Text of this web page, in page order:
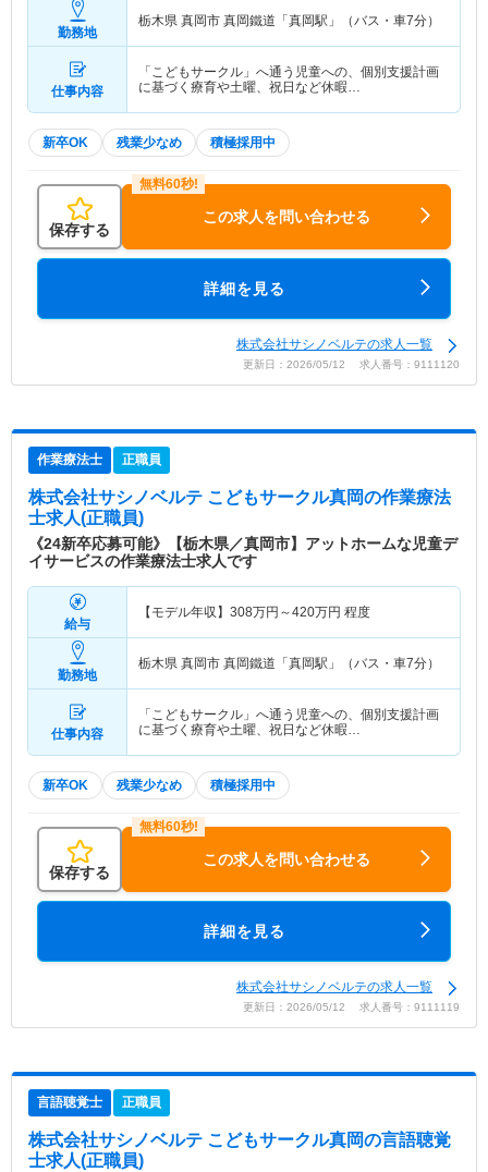
勤務地
栃木県 真岡市 真岡鐵道「真岡駅」（バス・車7分）
仕事内容
「こどもサークル」へ通う児童への、個別支援計画
に基づく療育や土曜、祝日など休暇…
新卒OK 残業少なめ 積極採用中
保存する
この求人を問い合わせる
詳細を見る
株式会社サシノベルテの求人一覧
更新日：2026/05/12 求人番号：9111120
作業療法士 正職員
株式会社サシノベルテ こどもサークル真岡の作業療法
士求人(正職員)
《24新卒応募可能》【栃木県／真岡市】アットホームな児童デ
イサービスの作業療法士求人です
給与
【モデル年収】 308万円～420万円 程度
勤務地
栃木県 真岡市 真岡鐵道「真岡駅」（バス・車7分）
仕事内容
「こどもサークル」へ通う児童への、個別支援計画
に基づく療育や土曜、祝日など休暇…
新卒OK 残業少なめ 積極採用中
保存する
この求人を問い合わせる
詳細を見る
株式会社サシノベルテの求人一覧
更新日：2026/05/12 求人番号：9111119
言語聴覚士 正職員
株式会社サシノベルテ こどもサークル真岡の言語聴覚
士求人(正職員)